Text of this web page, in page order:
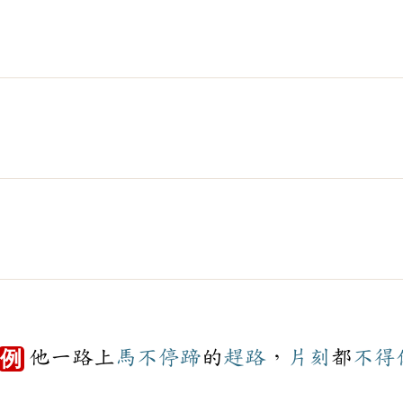
例 他一路上馬不停蹄的趕路， 片刻 都不得